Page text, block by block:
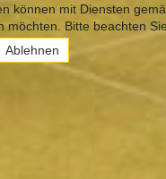
können mit Diensten
möchten. Bitte beachten
Ablehnen